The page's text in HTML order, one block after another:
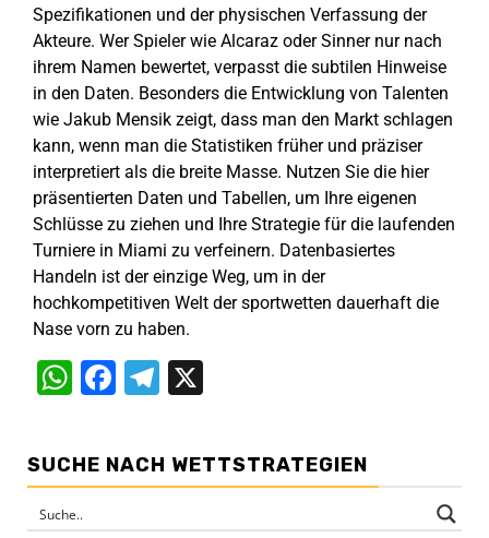
Spezifikationen und der physischen Verfassung der
Akteure. Wer Spieler wie Alcaraz oder Sinner nur nach
ihrem Namen bewertet, verpasst die subtilen Hinweise
in den Daten. Besonders die Entwicklung von Talenten
wie Jakub Mensik zeigt, dass man den Markt schlagen
kann, wenn man die Statistiken früher und präziser
interpretiert als die breite Masse. Nutzen Sie die hier
präsentierten Daten und Tabellen, um Ihre eigenen
Schlüsse zu ziehen und Ihre Strategie für die laufenden
Turniere in Miami zu verfeinern. Datenbasiertes
Handeln ist der einzige Weg, um in der
hochkompetitiven Welt der sportwetten dauerhaft die
Nase vorn zu haben.
WhatsApp
Facebook
Telegram
SUCHE NACH WETTSTRATEGIEN